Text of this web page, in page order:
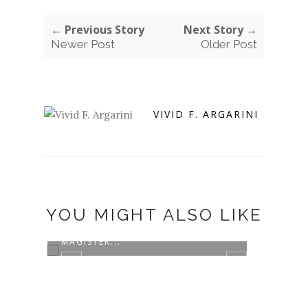
← Previous Story
Newer Post
Next Story →
Older Post
VIVID F. ARGARINI
YOU MIGHT ALSO LIKE
MAGISTER...